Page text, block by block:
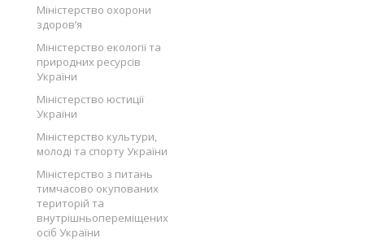
Міністерство охорони
здоров’я
Міністерство екології та
природних ресурсів
України
Міністерство юстиції
України
Міністерство культури,
молоді та спорту України
Міністерство з питань
тимчасово окупованих
територій та
внутрішньопереміщених
осіб України